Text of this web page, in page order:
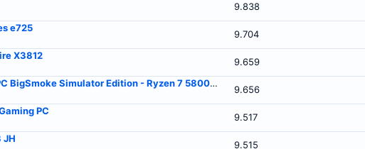
9.838
e725
9.704
X3812
9.659
Gaming PC BigSmoke Simulator Edition - Ryzen 7 5800X -GeForce RTX 5070TI
9.656
PC
9.517
JH
9.515